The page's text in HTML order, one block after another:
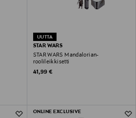
UUTTA
STAR WARS
STAR WARS Mandalorian-
roolileikkisetti
Original Price
41,99 €
ONLINE EXCLUSIVE